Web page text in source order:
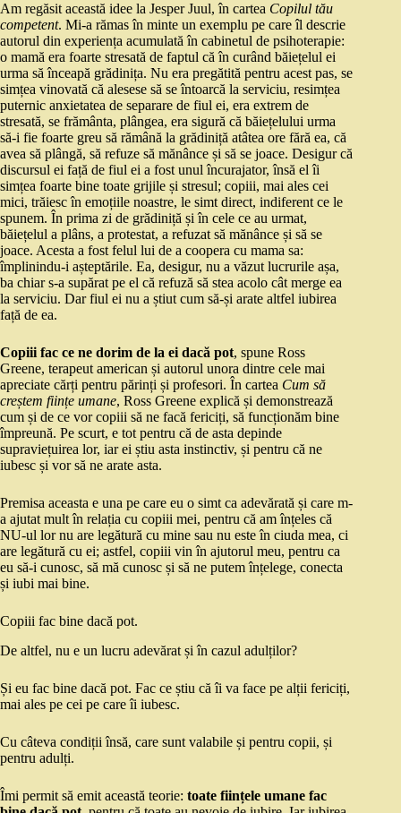
Am regăsit această idee la Jesper Juul, în cartea Copilul tău
competent. Mi-a rămas în minte un exemplu pe care îl descrie
autorul din experiența acumulată în cabinetul de psihoterapie:
o mamă era foarte stresată de faptul că în curând băiețelul ei
urma să înceapă grădinița. Nu era pregătită pentru acest pas, se
simțea vinovată că alesese să se întoarcă la serviciu, resimțea
puternic anxietatea de separare de fiul ei, era extrem de
stresată, se frământa, plângea, era sigură că băiețelului urma
să-i fie foarte greu să rămână la grădiniță atâtea ore fără ea, că
avea să plângă, să refuze să mănânce și să se joace. Desigur că
discursul ei față de fiul ei a fost unul încurajator, însă el îi
simțea foarte bine toate grijile și stresul; copiii, mai ales cei
mici, trăiesc în emoțiile noastre, le simt direct, indiferent ce le
spunem. În prima zi de grădiniță și în cele ce au urmat,
băiețelul a plâns, a protestat, a refuzat să mănânce și să se
joace. Acesta a fost felul lui de a coopera cu mama sa:
împlinindu-i așteptările. Ea, desigur, nu a văzut lucrurile așa,
ba chiar s-a supărat pe el că refuză să stea acolo cât merge ea
la serviciu. Dar fiul ei nu a știut cum să-și arate altfel iubirea
față de ea.
Copiii fac ce ne dorim de la ei dacă pot, spune Ross
Greene, terapeut american și autorul unora dintre cele mai
apreciate cărți pentru părinți și profesori. În cartea Cum să
creștem ființe umane, Ross Greene explică și demonstrează
cum și de ce vor copiii să ne facă fericiți, să funcționăm bine
împreună. Pe scurt, e tot pentru că de asta depinde
supraviețuirea lor, iar ei știu asta instinctiv, și pentru că ne
iubesc și vor să ne arate asta.
Premisa aceasta e una pe care eu o simt ca adevărată și care m-
a ajutat mult în relația cu copiii mei, pentru că am înțeles că
NU-ul lor nu are legătură cu mine sau nu este în ciuda mea, ci
are legătură cu ei; astfel, copiii vin în ajutorul meu, pentru ca
eu să-i cunosc, să mă cunosc și să ne putem înțelege, conecta
și iubi mai bine.
Copiii fac bine dacă pot.
De altfel, nu e un lucru adevărat și în cazul adulților?
Și eu fac bine dacă pot. Fac ce știu că îi va face pe alții fericiți,
mai ales pe cei pe care îi iubesc.
Cu câteva condiții însă, care sunt valabile și pentru copii, și
pentru adulți.
Îmi permit să emit această teorie: toate ființele umane fac